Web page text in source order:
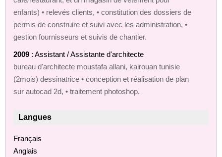
enfants) • relevés clients, • constitution des dossiers de
permis de construire et suivi avec les administration, •
gestion fournisseurs et suivis de chantier.
2009 : Assistant / Assistante d'architecte
bureau d'architecte moustafa allani, kairouan tunisie
(2mois) dessinatrice • conception et réalisation de plan
sur autocad 2d, • traitement photoshop.
Langues
Français
Anglais